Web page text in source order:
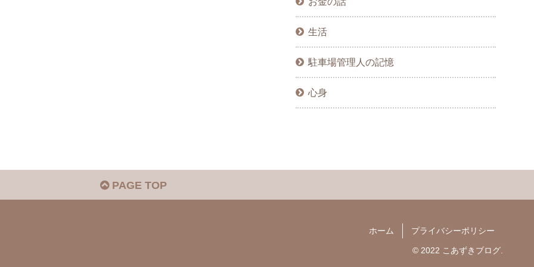
生活
駐車場管理人の記憶
心身
PAGE TOP
ホーム プライバシーポリシー
© 2022 こあずきブログ.